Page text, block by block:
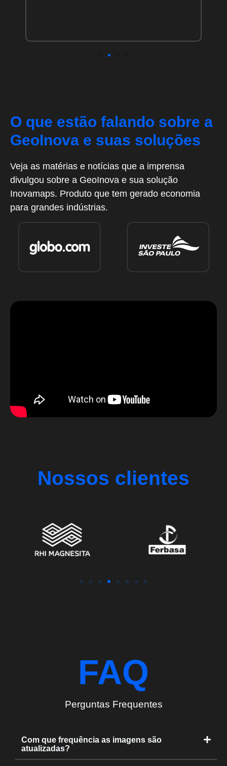
O que estão falando sobre a
GeoInova e suas soluções
Veja as matérias e notícias que a imprensa
divulgou sobre a GeoInova e sua solução
Inovamaps. Produto que tem gerado economia
para grandes indústrias.
Nossos clientes
FAQ
Perguntas Frequentes
Com que frequência as imagens são
atualizadas?